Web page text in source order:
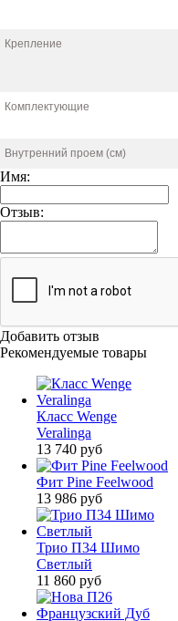
Крепление
Комплектующие
Внутренний проем (см)
Имя:
Отзыв:
Добавить отзыв
Рекомендуемые товары
Класс Wenge
Veralinga
13 740 руб
Фит Pine Feelwood
13 986 руб
Трио П34 Шимо
Светлый
11 860 руб